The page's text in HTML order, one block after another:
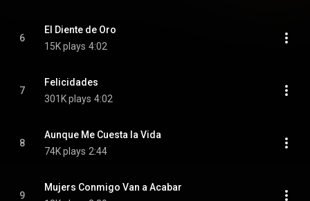
6
El Diente de Oro
15K plays 4:02
7
Felicidades
301K plays 4:02
8
Aunque Me Cuesta la Vida
74K plays 2:44
9
Mujers Conmigo Van a Acabar